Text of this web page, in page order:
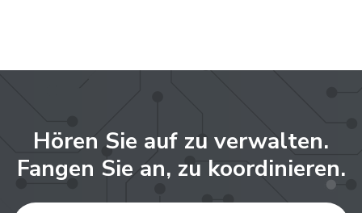
Hören Sie auf zu verwalten.
Fangen Sie an, zu koordinieren.